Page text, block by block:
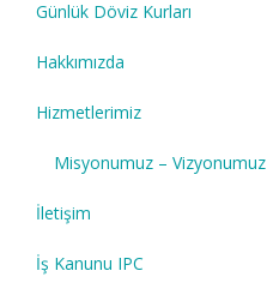
Günlük Döviz Kurları
Hakkımızda
Hizmetlerimiz
Misyonumuz – Vizyonumuz
İletişim
İş Kanunu IPC